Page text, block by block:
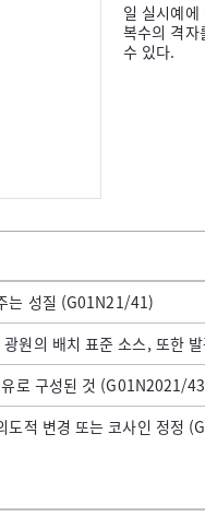
일 실시예
복수의 격자
수 있다.
는 성질 (G01N21/41)
원의 배치 표준 소스, 또한
로 구성된 것 (G01N2021/
도적 변경 또는 코사인 정정